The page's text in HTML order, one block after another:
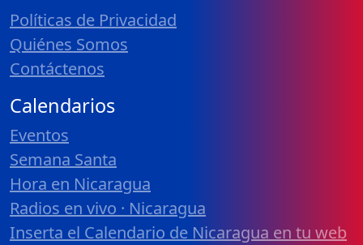
Políticas de Privacidad
Quiénes Somos
Contáctenos
Calendarios
Eventos
Semana Santa
Hora en Nicaragua
Radios en vivo · Nicaragua
Inserta el Calendario de Nicaragua en tu web